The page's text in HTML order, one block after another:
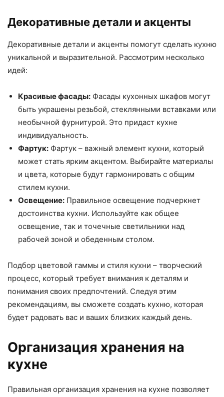
Декоративные детали и акценты
Декоративные детали и акценты помогут сделать кухню
уникальной и выразительной. Рассмотрим несколько
идей:
Красивые фасады: Фасады кухонных шкафов могут
быть украшены резьбой, стеклянными вставками или
необычной фурнитурой. Это придаст кухне
индивидуальность.
Фартук: Фартук – важный элемент кухни, который
может стать ярким акцентом. Выбирайте материалы
и цвета, которые будут гармонировать с общим
стилем кухни.
Освещение: Правильное освещение подчеркнет
достоинства кухни. Используйте как общее
освещение, так и точечные светильники над
рабочей зоной и обеденным столом.
Подбор цветовой гаммы и стиля кухни – творческий
процесс, который требует внимания к деталям и
понимания своих предпочтений. Следуя этим
рекомендациям, вы сможете создать кухню, которая
будет радовать вас и ваших близких каждый день.
Организация хранения на
кухне
Правильная организация хранения на кухне позволяет